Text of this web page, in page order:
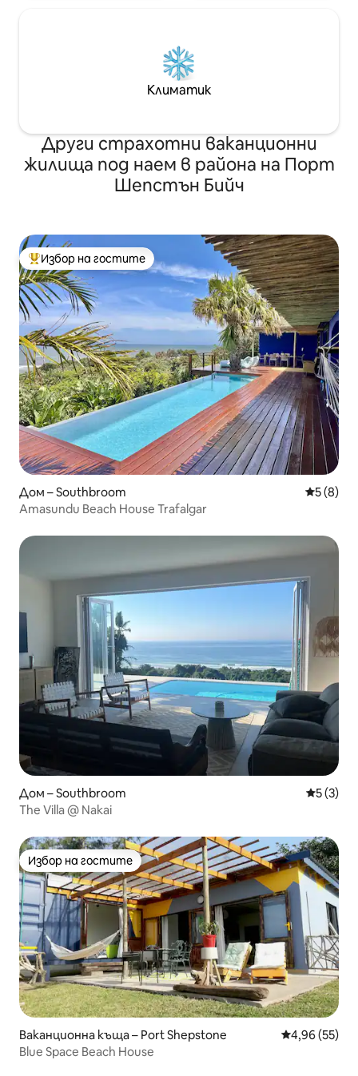
Климатик
Други страхотни ваканционни
жилища под наем в района на Порт
Шепстън Бийч
Най-популярен избор на гостите
Избор на гостите
Дом – Southbroom Средна
5 (8)
Amasundu Beach House Trafalgar
Дом – Southbroom Средна
5 (3)
The Villa @ Nakai
Избор на гостите
Избор на гостите
Ваканционна къща – Port Shepstone Средна
4,96 (55)
Blue Space Beach House